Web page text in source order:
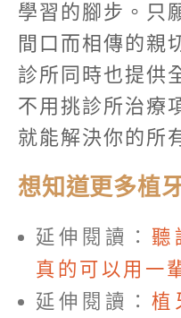
學習的腳步。只
間口而相傳的親
診所同時也提供
不用挑診所治療
就能解決你的所
想知道更多植
延伸閱讀： 聽
真的可以用一
延伸閱讀： 植